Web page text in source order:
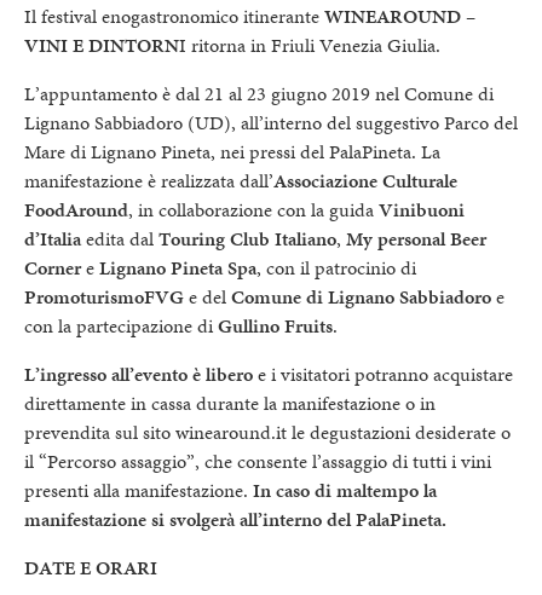
Il festival enogastronomico itineranteWINEAROUND –
VINI E DINTORNI ritorna in Friuli Venezia Giulia.
L’appuntamento è dal 21 al 23 giugno 2019 nel Comune di
Lignano Sabbiadoro (UD), all’interno del suggestivo Parco del
Mare di Lignano Pineta, nei pressi del PalaPineta. La
manifestazione è realizzata dall’Associazione Culturale
FoodAround, in collaborazione con la guidaVinibuoni
d’Italiaedita dalTouring Club Italiano, My personal Beer
CornereLignano Pineta Spa, con il patrocinio di
PromoturismoFVGe delComune di Lignano Sabbiadoroe
con la partecipazione diGullino Fruits.
L’ingresso all’evento è liberoe i visitatori potranno acquistare
direttamente in cassa durante la manifestazione o in
prevendita sul sito winearound.it le degustazioni desiderate o
il “Percorso assaggio”, che consente l’assaggio di tutti i vini
presenti alla manifestazione. In caso di maltempo la
manifestazione si svolgerà all’interno del PalaPineta.
DATE E ORARI